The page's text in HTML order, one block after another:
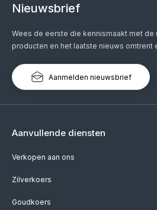
Nieuwsbrief
Wees de eerste die kennismaakt met de
producten en het laatste nieuws omtrent
Aanmelden nieuwsbrief
Aanvullende diensten
Verkopen aan ons
Zilverkoers
Goudkoers